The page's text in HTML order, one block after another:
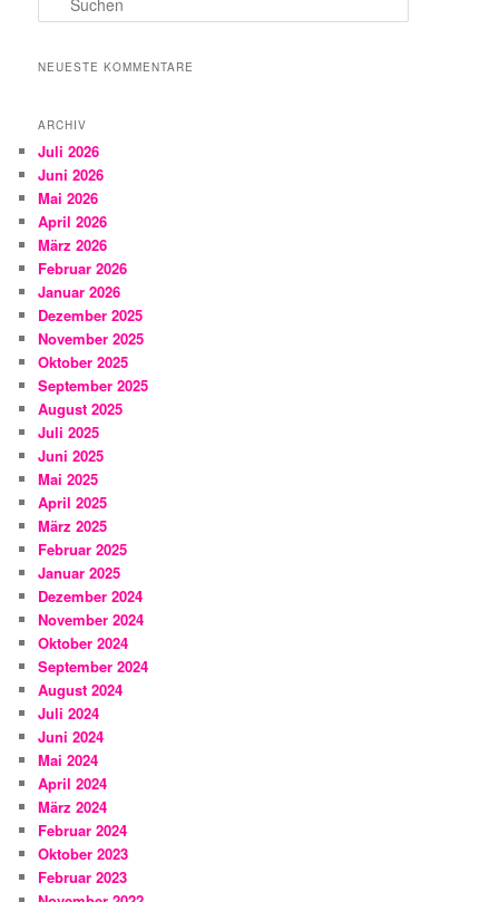
u
h
NEUESTE KOMMENTARE
ARCHIV
Juli 2026
Juni 2026
Mai 2026
April 2026
März 2026
Februar 2026
Januar 2026
Dezember 2025
November 2025
Oktober 2025
September 2025
August 2025
Juli 2025
Juni 2025
Mai 2025
April 2025
März 2025
Februar 2025
Januar 2025
Dezember 2024
November 2024
Oktober 2024
September 2024
August 2024
Juli 2024
Juni 2024
Mai 2024
April 2024
März 2024
Februar 2024
Oktober 2023
Februar 2023